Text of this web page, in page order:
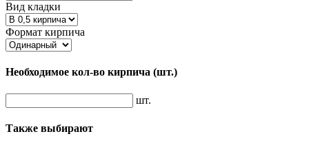
Вид кладки
Формат кирпича
Необходимое кол-во кирпича (шт.)
шт.
Также выбирают